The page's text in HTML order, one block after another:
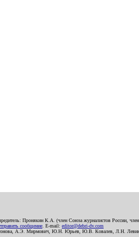
Пронякин К.А. (член Союза журналистов России,
сообщение . E-mail: editor@debri-dv.com
А.Э. Мирмович, Ю.Н. Юрьев, Ю.В. Ковалев, Л.Н.